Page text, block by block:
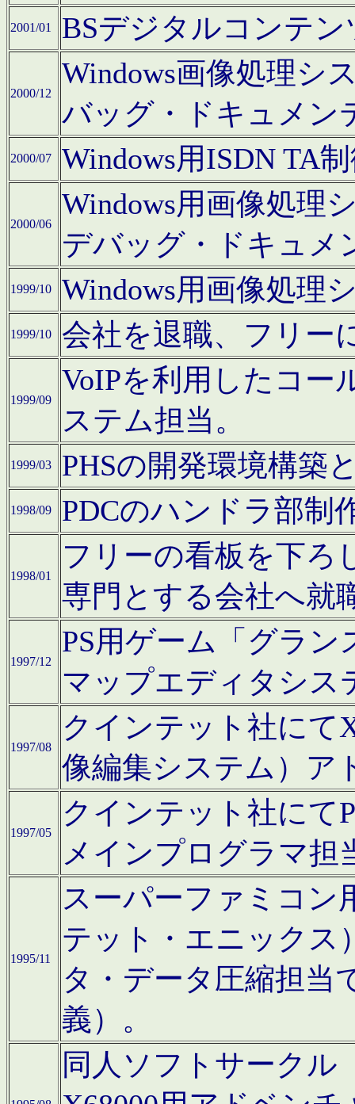
2001/01 BSデジタルコンテ
2000/12
Windows画像処理シ
バッグ・ドキュメン
2000/07 Windows用ISDN TA
2000/06
Windows用画像処理
デバッグ・ドキュメ
1999/10 Windows用画像処理
1999/10 会社を退職、フリー
1999/09
VoIPを利用したコー
ステム担当。
1999/03 PHSの開発環境構築
1998/09 PDCのハンドラ部制
1998/01
フリーの看板を下ろ
専門とする会社へ就
1997/12
PS用ゲーム「グラン
マップエディタシス
1997/08
クインテット社にて
像編集システム）ア
1997/05
クインテット社にて
メインプログラマ担
1995/11
スーパーファミコン
テット・エニックス
タ・データ圧縮担当
義）。
同人ソフトサークル